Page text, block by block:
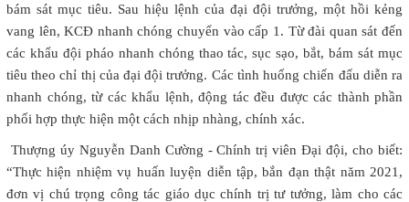
bám sát mục tiêu. Sau hiệu lệnh của đại đội trưởng, một hồi kẻng
vang lên, KCĐ nhanh chóng chuyển vào cấp 1. Từ đài quan sát đến
các khẩu đội pháo nhanh chóng thao tác, sục sạo, bắt, bám sát mục
tiêu theo chỉ thị của đại đội trưởng. Các tình huống chiến đấu diễn ra
nhanh chóng, từ các khẩu lệnh, động tác đều được các thành phần
phối hợp thực hiện một cách nhịp nhàng, chính xác.
Thượng úy Nguyễn Danh Cường - Chính trị viên Đại đội, cho biết:
“Thực hiện nhiệm vụ huấn luyện diễn tập, bắn đạn thật năm 2021,
đơn vị chú trọng công tác giáo dục chính trị tư tưởng, làm cho các